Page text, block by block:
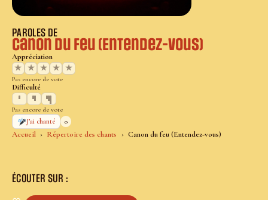
Accueil Répertoire des chants Canon du feu (Entendez-vous)
PAROLES DE
Canon du feu (Entendez-vous)
Appréciation
★
★ ★ ★ ★
Pas encore de vote
Difficulté
Pas encore de vote
J’ai chanté
0
ÉCOUTER SUR :